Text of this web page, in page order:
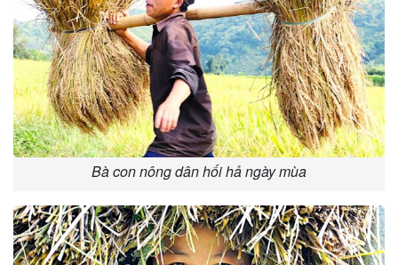
Bà con nông dân hối hả ngày mùa